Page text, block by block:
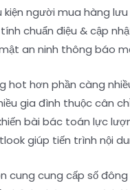
kiện người mua hàng
chuẩn điệu & cập
an ninh thông báo
hot hơn phần càng
gia đình thuộc cân
bài bác toán lực
giúp tiến trình nội
cung cung cấp số